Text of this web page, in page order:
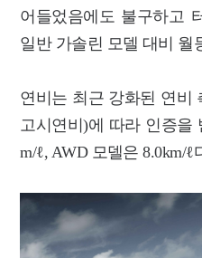
어들었음에도 불구하고
일반 가솔린 모델 대비 월
연비는 최근 강화된 연비
고시연비)에 따라 인증을
m/ℓ, AWD 모델은 8.0km/